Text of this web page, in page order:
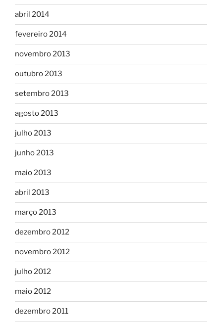
abril 2014
fevereiro 2014
novembro 2013
outubro 2013
setembro 2013
agosto 2013
julho 2013
junho 2013
maio 2013
abril 2013
março 2013
dezembro 2012
novembro 2012
julho 2012
maio 2012
dezembro 2011